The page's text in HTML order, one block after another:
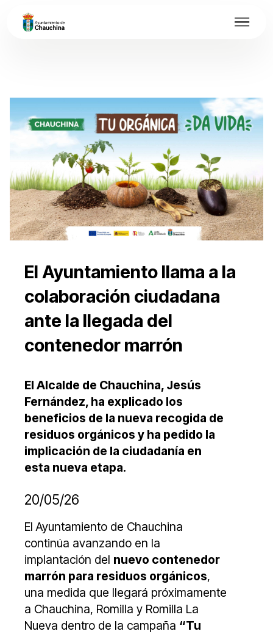
El Ayuntamiento llama a la
colaboración ciudadana
ante la llegada del
contenedor marrón
El Alcalde de Chauchina, Jesús
Fernández, ha explicado los
beneficios de la nueva recogida de
residuos orgánicos y ha pedido la
implicación de la ciudadanía en
esta nueva etapa.
20/05/26
El Ayuntamiento de Chauchina
continúa avanzando en la
implantación del nuevo contenedor
marrón para residuos orgánicos,
una medida que llegará próximamente
a Chauchina, Romilla y Romilla La
Nueva dentro de la campaña “Tu